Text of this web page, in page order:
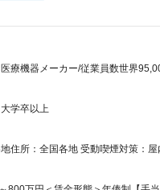
療機器メーカー/従業員数世界
学卒以上
住所：全国各地 受動喫煙対策：